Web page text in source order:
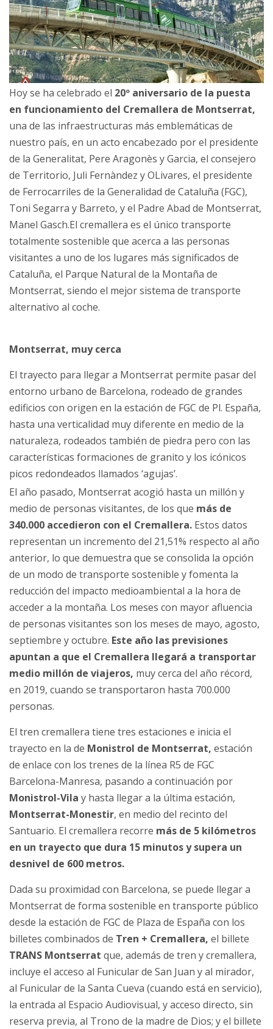
Hoy se ha celebrado el 20º aniversario de la puesta
en funcionamiento del Cremallera de Montserrat,
una de las infraestructuras más emblemáticas de
nuestro país, en un acto encabezado por el presidente
de la Generalitat, Pere Aragonès y Garcia, el consejero
de Territorio, Juli Fernàndez y OLivares, el presidente
de Ferrocarriles de la Generalidad de Cataluña (FGC),
Toni Segarra y Barreto, y el Padre Abad de Montserrat,
Manel Gasch.El cremallera es el único transporte
totalmente sostenible que acerca a las personas
visitantes a uno de los lugares más significados de
Cataluña, el Parque Natural de la Montaña de
Montserrat, siendo el mejor sistema de transporte
alternativo al coche.
Montserrat, muy cerca
El trayecto para llegar a Montserrat permite pasar del
entorno urbano de Barcelona, ​​rodeado de grandes
edificios con origen en la estación de FGC de Pl. España,
hasta una verticalidad muy diferente en medio de la
naturaleza, rodeados también de piedra pero con las
características formaciones de granito y los icónicos
picos redondeados llamados ‘agujas’.
El año pasado, Montserrat acogió hasta un millón y
medio de personas visitantes, de los que más de
340.000 accedieron con el Cremallera. Estos datos
representan un incremento del 21,51% respecto al año
anterior, lo que demuestra que se consolida la opción
de un modo de transporte sostenible y fomenta la
reducción del impacto medioambiental a la hora de
acceder a la montaña. Los meses con mayor afluencia
de personas visitantes son los meses de mayo, agosto,
septiembre y octubre. Este año las previsiones
apuntan a que el Cremallera llegará a transportar
medio millón de viajeros, muy cerca del año récord,
en 2019, cuando se transportaron hasta 700.000
personas.
El tren cremallera tiene tres estaciones e inicia el
trayecto en la de Monistrol de Montserrat, estación
de enlace con los trenes de la línea R5 de FGC
Barcelona-Manresa, pasando a continuación por
Monistrol-Vila y hasta llegar a la última estación,
Montserrat-Monestir, en medio del recinto del
Santuario. El cremallera recorre más de 5 kilómetros
en un trayecto que dura 15 minutos y supera un
desnivel de 600 metros.
Dada su proximidad con Barcelona, ​​se puede llegar a
Montserrat de forma sostenible en transporte público
desde la estación de FGC de Plaza de España con los
billetes combinados de Tren + Cremallera, el billete
TRANS Montserrat que, además de tren y cremallera,
incluye el acceso al Funicular de San Juan y al mirador,
al Funicular de la Santa Cueva (cuando está en servicio),
la entrada al Espacio Audiovisual, y acceso directo, sin
reserva previa, al Trono de la madre de Dios; y el billete